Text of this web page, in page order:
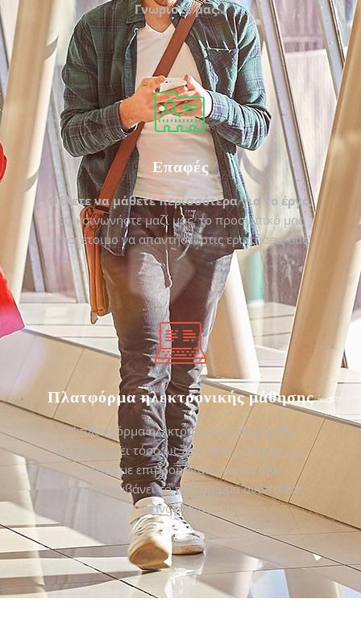
Γνωρίστε μας…
Επαφές
Θέλετε να μάθετε περισσότερα για το έργο;
Επικοινωνήστε μαζί μας, το προσωπικό μας
είναι έτοιμο να απαντήσει στις ερωτήσεις σας!
Πλατφόρμα ηλεκτρονικής μάθησης
Η πλατφόρμα ηλεκτρονικής μάθησης θα
λειτουργήσει τόσο ως εργαλείο μάθησης για
νέους με επιρροή διαδικτυακά (θα
συμπεριλαμβάνει το πρόγραμμα ανάπτυξης
ικανοτήτων)…